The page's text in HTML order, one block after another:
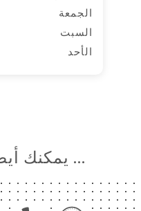
الجمعة
السبت
الأحد
… يمكنك